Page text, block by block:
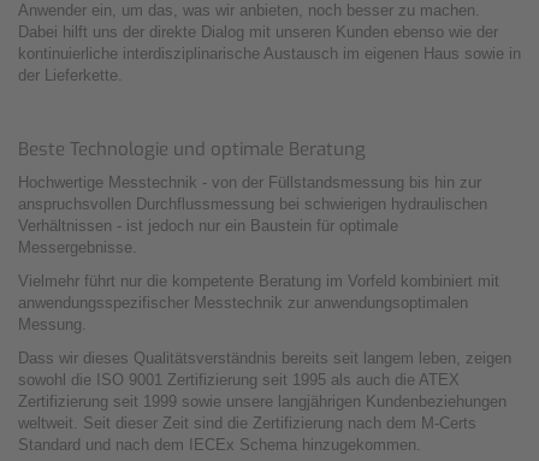
Anwender ein, um das, was wir anbieten, noch besser zu machen.
Dabei hilft uns der direkte Dialog mit unseren Kunden ebenso wie der
kontinuierliche interdisziplinarische Austausch im eigenen Haus sowie in
der Lieferkette.
Beste Technologie und optimale Beratung
Hochwertige Messtechnik - von der Füllstandsmessung bis hin zur
anspruchsvollen Durchflussmessung bei schwierigen hydraulischen
Verhältnissen - ist jedoch nur ein Baustein für optimale
Messergebnisse.
Vielmehr führt nur die kompetente Beratung im Vorfeld kombiniert mit
anwendungsspezifischer Messtechnik zur anwendungsoptimalen
Messung.
Dass wir dieses Qualitätsverständnis bereits seit langem leben, zeigen
sowohl die ISO 9001 Zertifizierung seit 1995 als auch die ATEX
Zertifizierung seit 1999 sowie unsere langjährigen Kundenbeziehungen
weltweit. Seit dieser Zeit sind die Zertifizierung nach dem M-Certs
Standard und nach dem IECEx Schema hinzugekommen.